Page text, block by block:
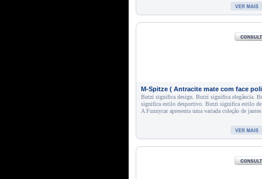
M-Spitze ( Antracite mate com face
Butzi significa design. Butzi significa elegância.
significa estilo desportivo. Butzi significa estilo
A Funnycar apresenta uma variada coleção de